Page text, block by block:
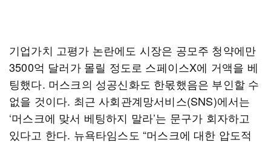
기업가치 고평가 논란에도 시장은 공모주 청약에만
3500억 달러가 몰릴 정도로 스페이스X에 거액을 베
팅했다. 머스크의 성공신화도 한몫했음은 부인할 수
없을 것이다. 최근 사회관계망서비스(SNS)에서는
‘머스크에 맞서 베팅하지 말라’는 문구가 회자하고
있다고 한다. 뉴욕타임스도 “머스크에 대한 압도적